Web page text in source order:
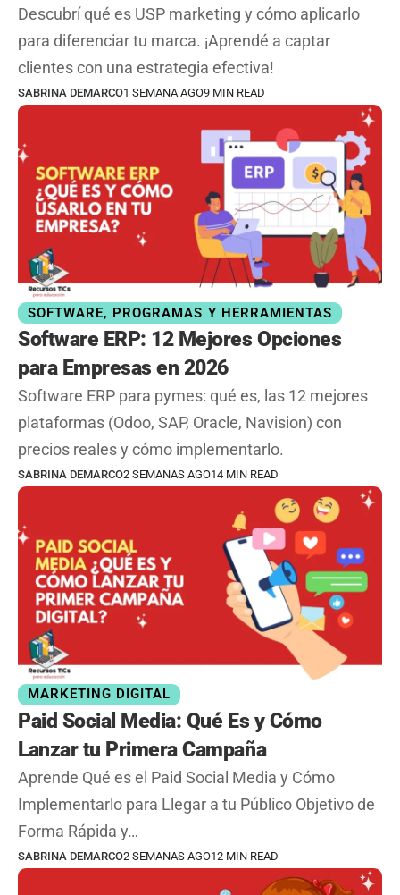
Descubrí qué es USP marketing y cómo aplicarlo
para diferenciar tu marca. ¡Aprendé a captar
clientes con una estrategia efectiva!
SABRINA DEMARCO1 SEMANA AGO9 MIN READ
SOFTWARE, PROGRAMAS Y HERRAMIENTAS
Software ERP: 12 Mejores Opciones
para Empresas en 2026
Software ERP para pymes: qué es, las 12 mejores
plataformas (Odoo, SAP, Oracle, Navision) con
precios reales y cómo implementarlo.
SABRINA DEMARCO2 SEMANAS AGO14 MIN READ
MARKETING DIGITAL
Paid Social Media: Qué Es y Cómo
Lanzar tu Primera Campaña
Aprende Qué es el Paid Social Media y Cómo
Implementarlo para Llegar a tu Público Objetivo de
Forma Rápida y…
SABRINA DEMARCO2 SEMANAS AGO12 MIN READ